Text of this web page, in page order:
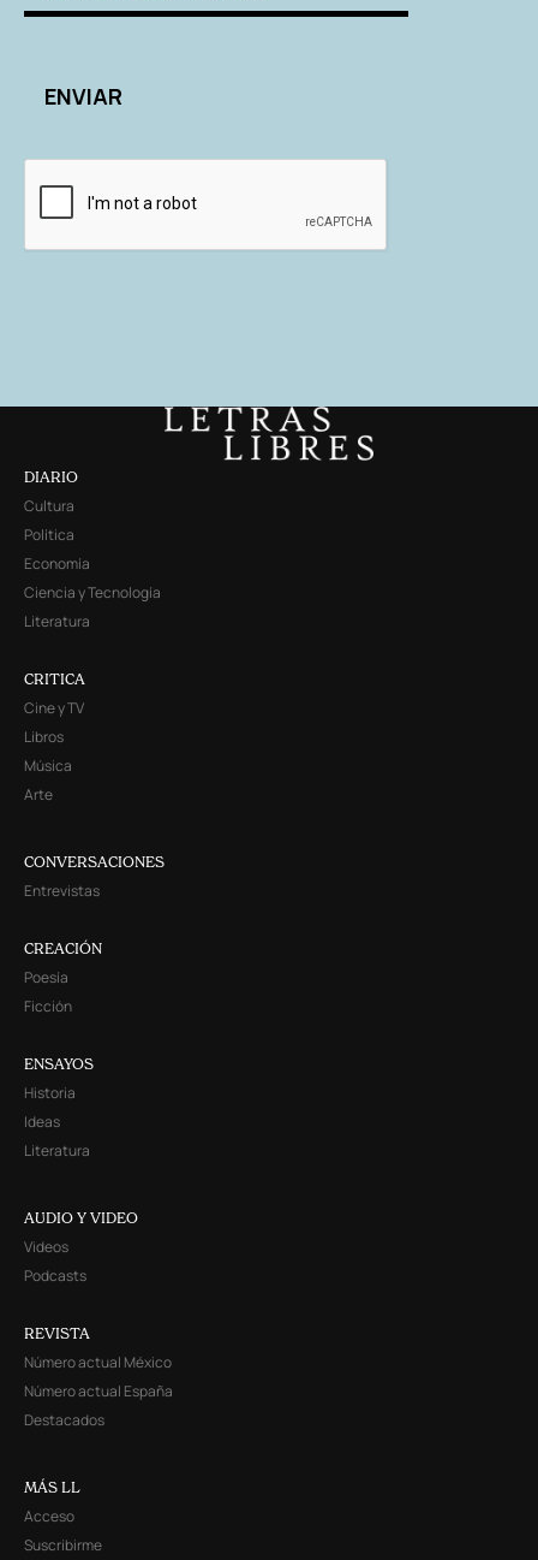
DIARIO
Cultura
Política
Economía
Ciencia y Tecnología
Literatura
CRITICA
Cine y TV
Libros
Música
Arte
CONVERSACIONES
Entrevistas
CREACIÓN
Poesía
Ficción
ENSAYOS
Historia
Ideas
Literatura
AUDIO Y VIDEO
Videos
Podcasts
REVISTA
Número actual México
Número actual España
Destacados
MÁS LL
Acceso
Suscribirme